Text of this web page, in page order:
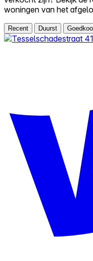
woningen van het
Recent Duurst